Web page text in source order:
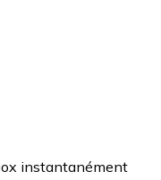
instantanément